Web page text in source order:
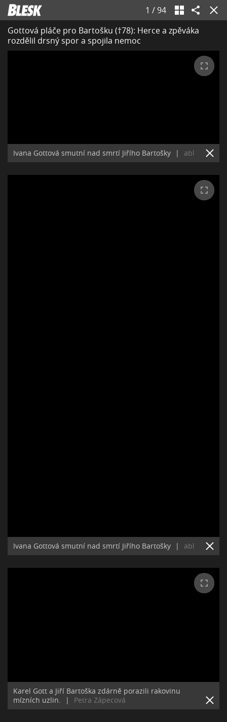
1 / 94
Gottová pláče pro Bartošku (†78): Herce a zpěváka
rozdělil drsný spor a spojila nemoc
Ivana Gottová smutní nad smrtí Jiřího Bartošky | abl
Ivana Gottová smutní nad smrtí Jiřího Bartošky | abl
Karel Gott a Jiří Bartoška zdárně porazili rakovinu
mízních uzlin.
| Petra Zápecová